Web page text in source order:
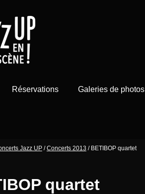
Réservations Galeries de photos
Jazz UP/Concerts 2013 / BETIBOP quartet
quartet